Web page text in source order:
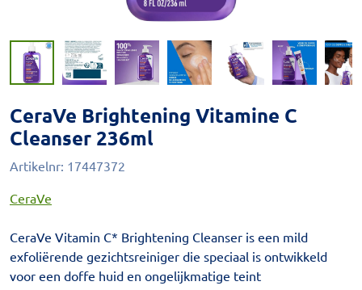
CeraVe Brightening Vitamine C
Cleanser 236ml
Artikelnr: 17447372
CeraVe
CeraVe Vitamin C* Brightening Cleanser is een mild
exfoliërende gezichtsreiniger die speciaal is ontwikkeld
voor een doffe huid en ongelijkmatige teint